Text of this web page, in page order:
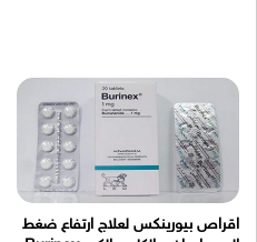
اقراص بيورينكس لعلاج ارتفاع ضغط